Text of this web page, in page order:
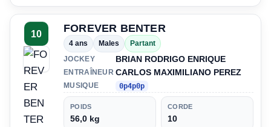
10 FOREVER BENTER
4 ans Males
Partant
JOCKEY
BRIAN RODRIGO ENRIQUE
ENTRAÎNEUR CARLOS MAXIMILIANO PEREZ
MUSIQUE 0p4p0p
POIDS
56,0 kg
CORDE
10